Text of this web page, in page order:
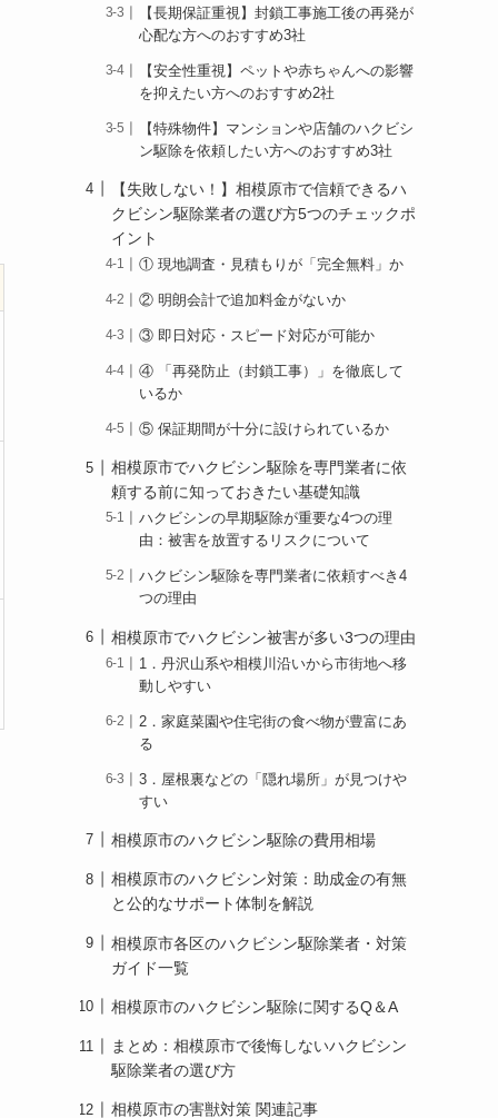
【長期保証重視】封鎖工事施工後の再発が
心配な方へのおすすめ3社
【安全性重視】ペットや赤ちゃんへの影響
を抑えたい方へのおすすめ2社
【特殊物件】マンションや店舗のハクビシ
ン駆除を依頼したい方へのおすすめ3社
【失敗しない！】相模原市で信頼できるハ
クビシン駆除業者の選び方5つのチェックポ
イント
① 現地調査・見積もりが「完全無料」か
② 明朗会計で追加料金がないか
③ 即日対応・スピード対応が可能か
④ 「再発防止（封鎖工事）」を徹底して
いるか
⑤ 保証期間が十分に設けられているか
相模原市でハクビシン駆除を専門業者に依
頼する前に知っておきたい基礎知識
ハクビシンの早期駆除が重要な4つの理
由：被害を放置するリスクについて
ハクビシン駆除を専門業者に依頼すべき4
つの理由
相模原市でハクビシン被害が多い3つの理由
1．丹沢山系や相模川沿いから市街地へ移
動しやすい
2．家庭菜園や住宅街の食べ物が豊富にあ
る
3．屋根裏などの「隠れ場所」が見つけや
すい
相模原市のハクビシン駆除の費用相場
相模原市のハクビシン対策：助成金の有無
と公的なサポート体制を解説
相模原市各区のハクビシン駆除業者・対策
ガイド一覧
相模原市のハクビシン駆除に関するQ＆A
まとめ：相模原市で後悔しないハクビシン
駆除業者の選び方
相模原市の害獣対策 関連記事